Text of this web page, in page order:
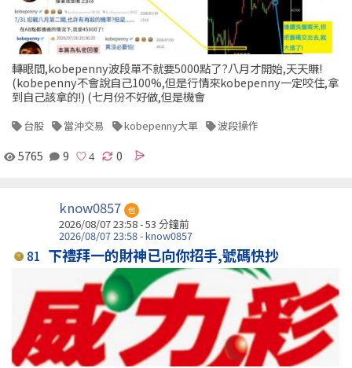
轉眼間,kobepenny波段單不就要5000點了?八月才開始,天天賺!
(kobepenny不會說自己100%,但是行情來kobepenny一定咬住,拿
到自己該拿的!) (七月份不好做,但是機會
台股 當沖交易 kobepenny大單 波段操作
5765 9 0
know0857 包
2026/08/07 23:58 -53 分鐘前
2026/08/07 23:58 - know0857
81 下禮拜一的財神已向你招手,號碼快抄